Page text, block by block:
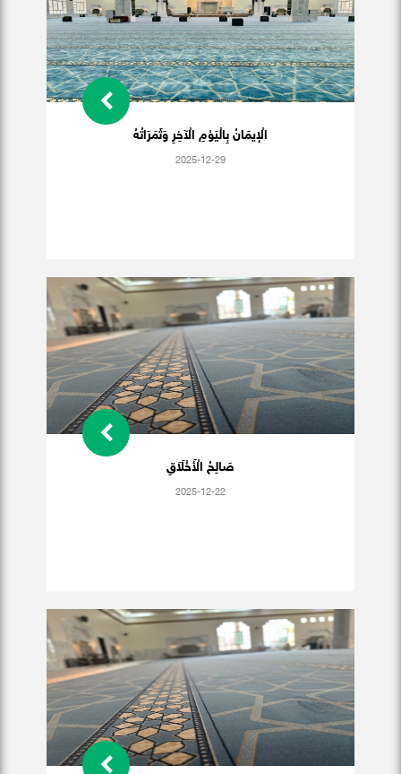
الْإيمَانُ بِالْيَوْمِ الْآخِرِ وَثَمَرَاتُهُ
2025-12-29
صَالِحُ الْأَخْلَاَقِ
2025-12-22